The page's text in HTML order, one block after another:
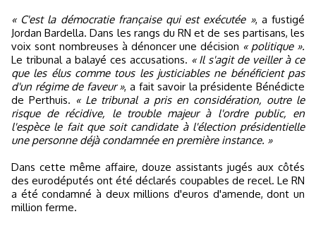
« C'est la démocratie française qui est exécutée », a fustigé
Jordan Bardella. Dans les rangs du RN et de ses partisans, les
voix sont nombreuses à dénoncer une décision « politique ».
Le tribunal a balayé ces accusations. « Il s'agit de veiller à ce
que les élus comme tous les justiciables ne bénéficient pas
d'un régime de faveur », a fait savoir la présidente Bénédicte
de Perthuis. « Le tribunal a pris en considération, outre le
risque de récidive, le trouble majeur à l'ordre public, en
l'espèce le fait que soit candidate à l'élection présidentielle
une personne déjà condamnée en première instance. »
Dans cette même affaire, douze assistants jugés aux côtés
des eurodéputés ont été déclarés coupables de recel. Le RN
a été condamné à deux millions d'euros d'amende, dont un
million ferme.